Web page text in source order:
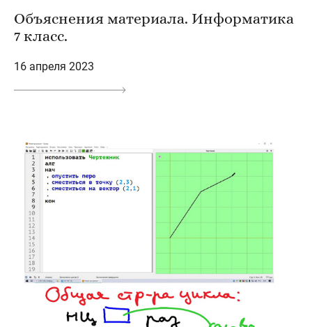
Объяснения материала. Информатика
7 класс.
16 апреля 2023